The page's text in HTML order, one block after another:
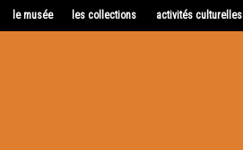
le musée les collections activités culturelles